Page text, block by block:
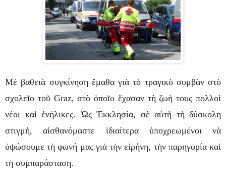
Mὲ βαθειὰ συγκίνηση ἔμαθα γιὰ τὸ τραγικὸ συμβὰν στὸ
σχολεῖο τοῦ Graz, στὸ ὁποῖο ἔχασαν τὴ ζωὴ τους πολλοὶ
νέοι καὶ ἐνήλικες. Ὡς Ἐκκλησία, σὲ αὐτὴ τὴ δύσκολη
στιγμὴ, αἰσθανόμαστε ἰδιαίτερα ὑποχρεωμένοι νὰ
ὑψώσουμε τὴ φωνή μας γιὰ τὴν εἰρήνη, τὴν παρηγορία καὶ
τὴ συμπαράσταση.